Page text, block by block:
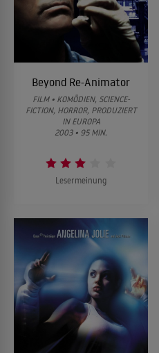
Beyond Re-Animator
FILM • KOMÖDIEN, SCIENCE-
FICTION, HORROR, PRODUZIERT
IN EUROPA
2003 • 95 MIN.
Lesermeinung